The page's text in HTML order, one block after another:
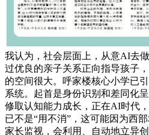
我认为，社会层面上，从意AI去
过优良的亲子关系正向指导孩子
的空间很大。呼家楼核心小学已
系统。起首是身份识别和差同化
修取认知能力成长，正在AI时代
已不是“用不消”，这可能因为西
家长监视，会利用、自动地立异